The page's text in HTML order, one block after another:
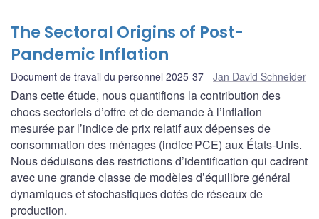
The Sectoral Origins of Post-
Pandemic Inflation
Document de travail du personnel 2025-37 Jan David Schneider
Dans cette étude, nous quantifions la contribution des
chocs sectoriels d’offre et de demande à l’inflation
mesurée par l’indice de prix relatif aux dépenses de
consommation des ménages (indice PCE) aux États-Unis.
Nous déduisons des restrictions d’identification qui cadrent
avec une grande classe de modèles d’équilibre général
dynamiques et stochastiques dotés de réseaux de
production.